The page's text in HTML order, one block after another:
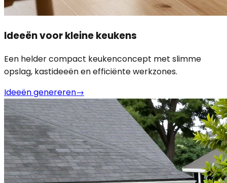
Ideeën voor kleine keukens
Een helder compact keukenconcept met slimme
opslag, kastideeën en efficiënte werkzones.
Ideeën genereren→